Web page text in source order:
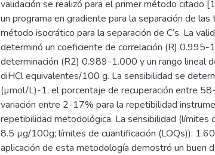
validación se realizó para el primer método citado
un programa en gradiente para la separación de las
método isocrático para la separación de C’s. La
determinó un coeficiente de correlación (R) 0.995-
determinación (R2) 0.989-1.000 y un rango lineal
diHCl equivalentes/100 g. La sensibilidad se
(µmol/L)-1, el porcentaje de recuperación entre
variación entre 2-17% para la repetibilidad
repetibilidad metodológica. La sensibilidad (límites
8.5 µg/100g; límites de cuantificación (LOQs)):
aplicación de esta metodología demostró un buen